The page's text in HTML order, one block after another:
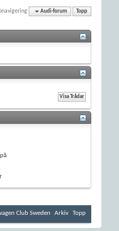
Audi-forum Topp
på
Club Sweden Arkiv Topp